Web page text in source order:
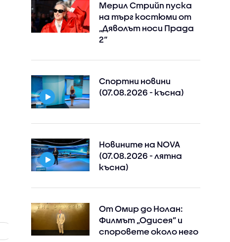
Instagram Facebook
Мерил Стрийп пуска
на търг костюми от
„Дяволът носи Прада
2“
Спортни новини
(07.08.2026 - късна)
Новините на NOVA
(07.08.2026 - лятна
късна)
От Омир до Нолан:
Филмът „Одисея” и
споровете около него